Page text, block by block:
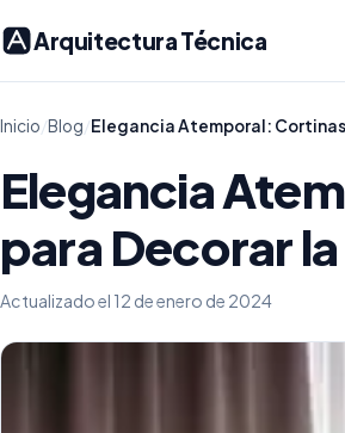
Arquitectura Técnica
Inicio/Blog/Elegancia Atemporal:
Elegancia
para Decorar
Actualizado el 12 de enero de 2024